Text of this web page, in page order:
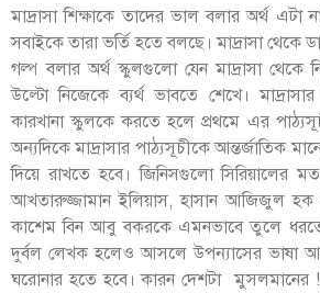
মাদ্রাসা শিক্ষাকে তাদের ভাল বলার অর্থ এটা
সবাইকে তারা ভর্তি হতে বলছে। মাদ্রাসা থেকে
গল্প বলার অর্থ স্কুলগুলো যেন মাদ্রাসা থেকে
উল্টো নিজেকে ব্যর্থ ভাবতে শেখে।
কারখানা স্কুলকে করতে হলে প্রথমে এর
অন্যদিকে মাদ্রাসার পাঠ্যসূচীকে আন্তর্জাতিক
দিয়ে রাখতে হবে। জিনিসগুলো সিরিয়ালের
আখতারুজ্জামান ইলিয়াস, হাসান আজিজুল
কাশেম বিন আবু বকরকে এমনভাবে তুলে
দুর্বল লেখক হলেও আসলে উপন্যাসের ভাষা
ঘরোনার হতে হবে। কারন দেশটা